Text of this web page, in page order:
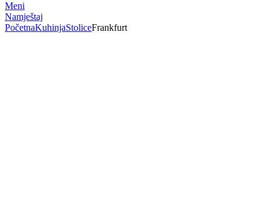
Meni
Namještaj
PočetnaKuhinjaStoliceFrankfurt